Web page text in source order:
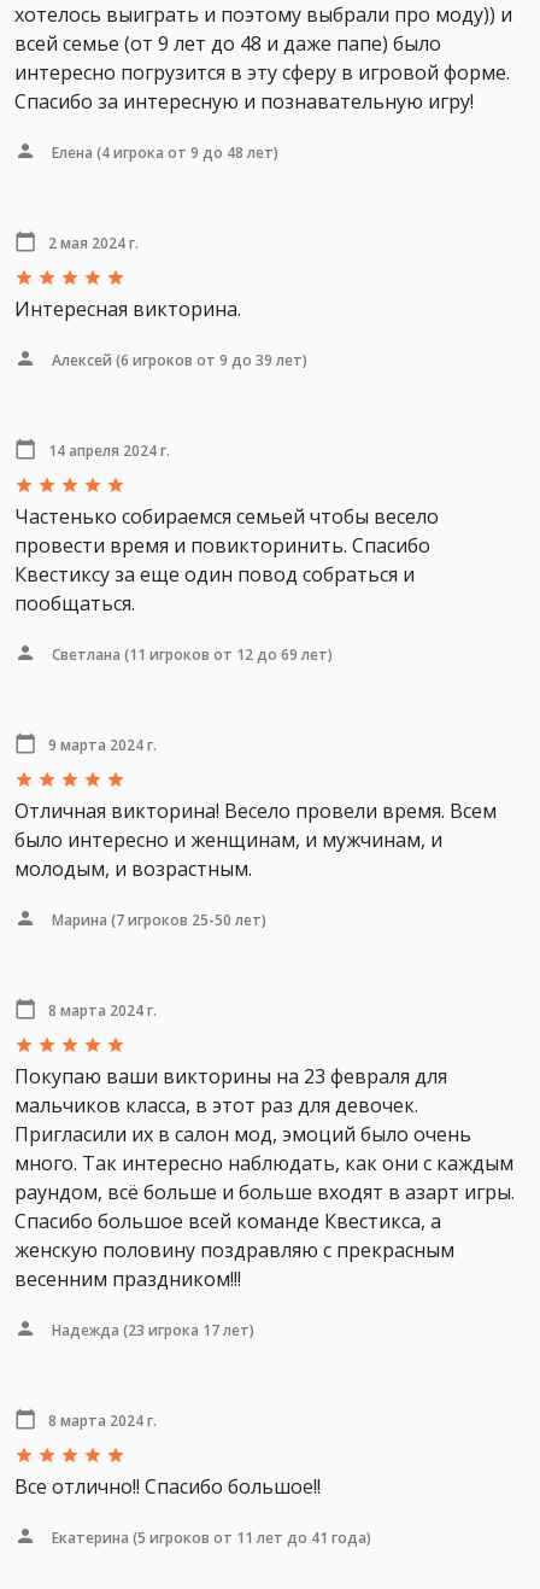
хотелось выиграть и поэтому выбрали про моду)) и
всей семье (от 9 лет до 48 и даже папе) было
интересно погрузится в эту сферу в игровой форме.
Спасибо за интересную и познавательную игру!
Елена (4 игрока от 9 до 48 лет)
2 мая 2024 г.
Интересная викторина.
Алексей (6 игроков от 9 до 39 лет)
14 апреля 2024 г.
Частенько собираемся семьей чтобы весело
провести время и повикторинить. Спасибо
Квестиксу за еще один повод собраться и
пообщаться.
Светлана (11 игроков от 12 до 69 лет)
9 марта 2024 г.
Отличная викторина! Весело провели время. Всем
было интересно и женщинам, и мужчинам, и
молодым, и возрастным.
Марина (7 игроков 25-50 лет)
8 марта 2024 г.
Покупаю ваши викторины на 23 февраля для
мальчиков класса, в этот раз для девочек.
Пригласили их в салон мод, эмоций было очень
много. Так интересно наблюдать, как они с каждым
раундом, всё больше и больше входят в азарт игры.
Спасибо большое всей команде Квестикса, а
женскую половину поздравляю с прекрасным
весенним праздником!!!
Надежда (23 игрока 17 лет)
8 марта 2024 г.
Все отлично!! Спасибо большое!!
Екатерина (5 игроков от 11 лет до 41 года)